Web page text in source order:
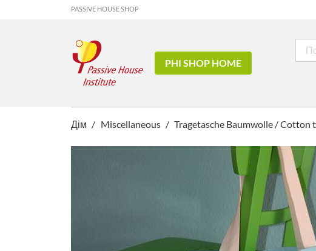
PASSIVE HOUSE SHOP
PHI SHOP HOME
Дім Miscellaneous Tragetasche Baumwolle / Cotton